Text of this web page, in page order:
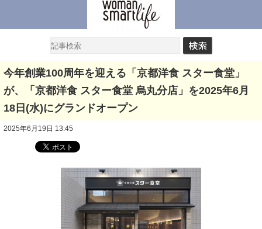
今年創業100周年を迎える「京都洋食 スター食堂」
が、「京都洋食 スター食堂 烏丸分店」を2025年6月
18日(水)にグランドオープン
2025年6月19日 13:45